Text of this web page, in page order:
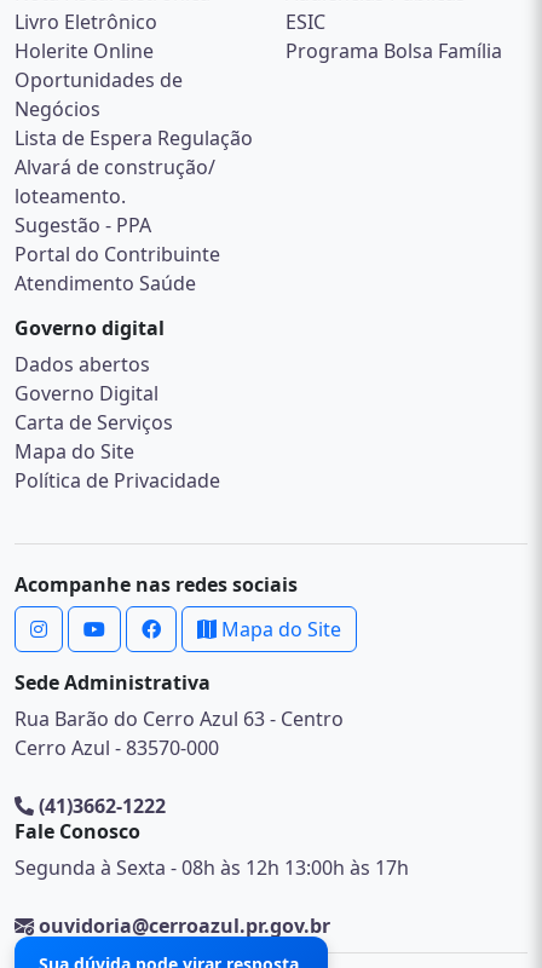
Livro Eletrônico
Holerite Online
Oportunidades de
Negócios
Lista de Espera Regulação
Alvará de construção/
loteamento.
Sugestão - PPA
Portal do Contribuinte
Atendimento Saúde
ESIC
Programa Bolsa Família
Governo digital
Dados abertos
Governo Digital
Carta de Serviços
Mapa do Site
Política de Privacidade
Acompanhe nas redes sociais
Mapa do Site
Sede Administrativa
Rua Barão do Cerro Azul 63 - Centro
Cerro Azul - 83570-000
(41)3662-1222
Fale Conosco
Segunda à Sexta - 08h às 12h 13:00h às 17h
ouvidoria@cerroazul.pr.gov.br